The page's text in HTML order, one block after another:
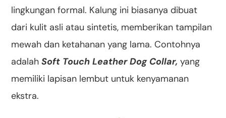
lingkungan formal. Kalung ini biasanya dibuat
dari kulit asli atau sintetis, memberikan tampilan
mewah dan ketahanan yang lama. Contohnya
adalahSoft Touch Leather Dog Collar, yang
memiliki lapisan lembut untuk kenyamanan
ekstra.